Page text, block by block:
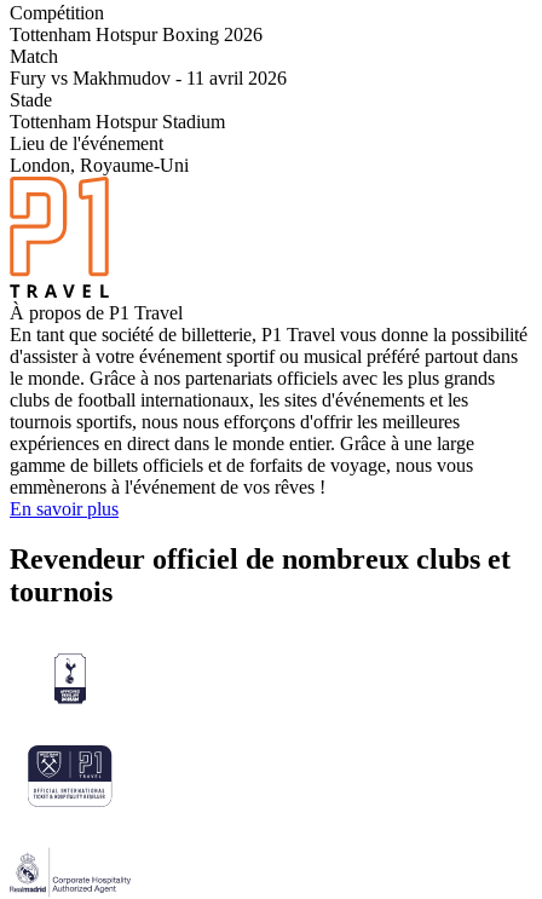
Compétition
Tottenham Hotspur Boxing 2026
Match
Fury vs Makhmudov - 11 avril 2026
Stade
Tottenham Hotspur Stadium
Lieu de l'événement
London, Royaume-Uni
À propos de P1 Travel
En tant que société de billetterie, P1 Travel vous donne la possibilité
d'assister à votre événement sportif ou musical préféré partout dans
le monde. Grâce à nos partenariats officiels avec les plus grands
clubs de football internationaux, les sites d'événements et les
tournois sportifs, nous nous efforçons d'offrir les meilleures
expériences en direct dans le monde entier. Grâce à une large
gamme de billets officiels et de forfaits de voyage, nous vous
emmènerons à l'événement de vos rêves !
En savoir plus
Revendeur officiel de nombreux clubs et
tournois